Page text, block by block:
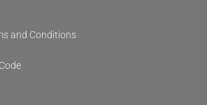
and Conditions